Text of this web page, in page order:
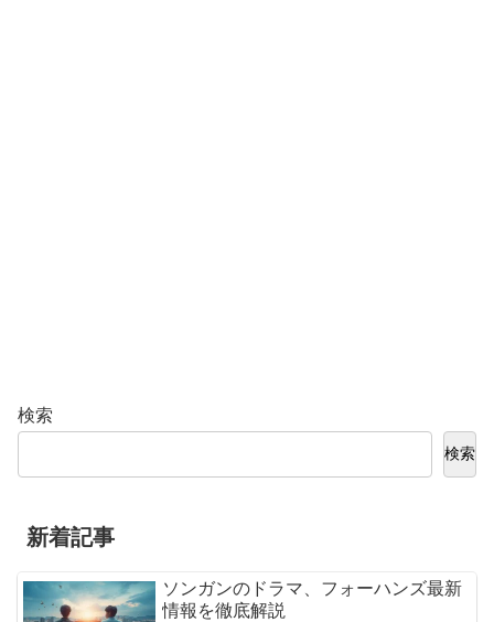
検索
検索
新着記事
ソンガンのドラマ、フォーハンズ最新
情報を徹底解説